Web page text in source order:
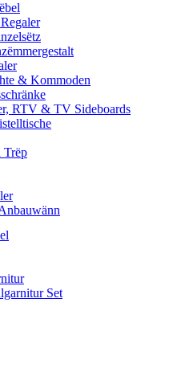
& Kommoden
RTV & TV Sideboards
Trëp
Set